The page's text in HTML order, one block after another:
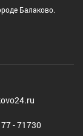
Балаково.
- 71730